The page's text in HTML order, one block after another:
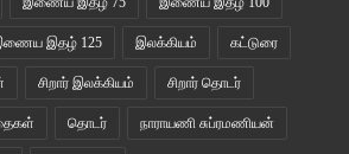
இதழ் 125 இலக்கியம் கட்டுரை
சிறார் இலக்கியம் சிறார் தொடர்
தொடர் நாராயணி சுப்ரமணியன்